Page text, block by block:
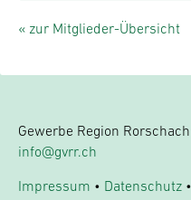
« zur Mitglieder-Übersicht
Gewerbe Region
info@gvrr.ch
Impressum • Datenschutz •